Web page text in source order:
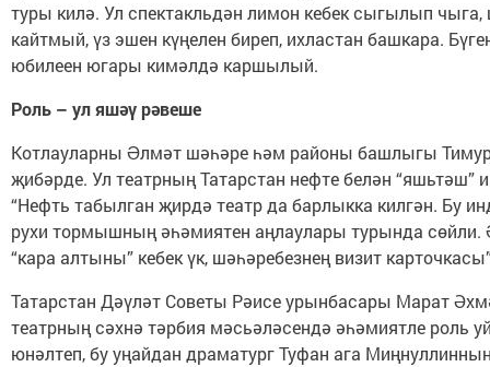
туры килә. Ул спектакльдән лимон кебек сыгылып чыга,
кайтмый, үз эшен күңелен биреп, ихластан башкара.
юбилеен югары кимәлдә каршылый.
Роль – ул яшәү рәвеше
Котлауларны Əлмәт шәһәре һәм районы башлыгы
җибәрде. Ул театрның Татарстан нефте белән “яшьтәш”
“Нефть табылган җирдә театр да барлыкка килгән. Бу
рухи тормышның әһәмиятен аңлаулары турында
“кара алтыны” кебек үк, шәһәребезнең визит
Татарстан Дәүләт Советы Рәисе урынбасары Марат
театрның сәхнә тәрбия мәсьәләсендә әһәмиятле роль
юнәлтеп, бу уңайдан драматург Туфан ага